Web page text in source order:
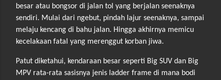
besar atau bongsor di jalan tol yang berjalan seenaknya
sendiri. Mulai dari ngebut, pindah lajur seenaknya, sampai
melaju kencang di bahu jalan. Hingga akhirnya memicu
kecelakaan fatal yang merenggut korban jiwa.
Patut diketahui, kendaraan besar seperti Big SUV dan Big
MPV rata-rata sasisnya jenis ladder frame di mana bodi